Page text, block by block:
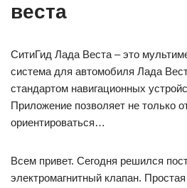
веста
СитиГид Лада Веста – это
система для автомобиля Лада
стандартом навигационных
Приложение позволяет не только
ориентироваться…
Всем привет. Сегодня решился
электромагнитный клапан.